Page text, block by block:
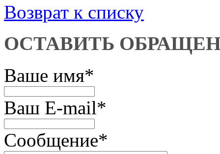
Возврат к списку
ОСТАВИТЬ
Ваше имя*
Ваш E-mail*
Сообщение*